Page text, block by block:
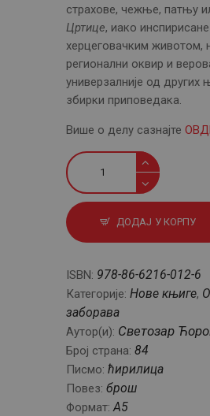
страхове, чежње, патњу
Цртице, иако инспирисане
херцеговачким животом,
регионални оквир и
универзалније од других
збирки приповедака.
Више о делу сазнајте
Цртице
количина
ДОДАЈ У КОРПУ
ISBN: 978-86-6216-012-6
Категорије: Нове књиге,
заборава
Аутор(и): Светозар
Број страна: 84
Писмо: ћирилица
Повез: брош
Формат:А5